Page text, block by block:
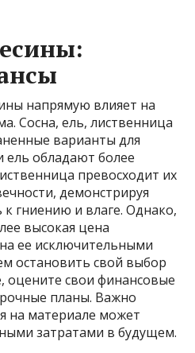
напрямую влияет на
Сосна, ель, лиственница
варианты для
ель обладают более
превосходит их
демонстрируя
гниению и влаге. Однако,
высокая цена
ее исключительными
остановить свой выбор
оцените свои финансовые
планы. Важно
на материале может
затратами в будущем.